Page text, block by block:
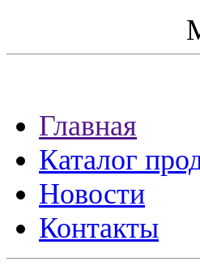
Главная
Каталог
Новости
Контакты